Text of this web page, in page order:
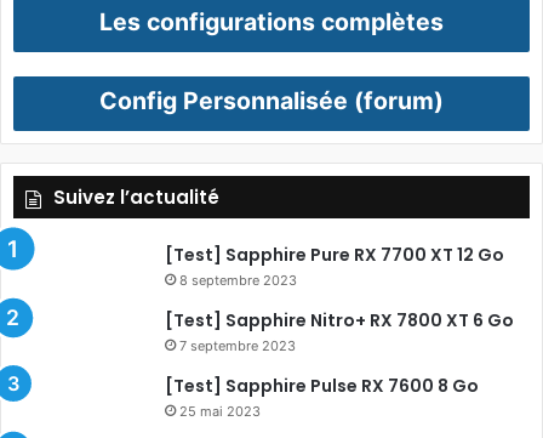
Les configurations complètes
Config Personnalisée (forum)
Suivez l’actualité
[Test] Sapphire Pure RX 7700 XT 12 Go
8 septembre 2023
[Test] Sapphire Nitro+ RX 7800 XT 6 Go
7 septembre 2023
[Test] Sapphire Pulse RX 7600 8 Go
25 mai 2023